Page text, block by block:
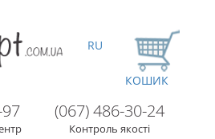
(067) 486-30-24
Контроль якості
RU
КОШИК